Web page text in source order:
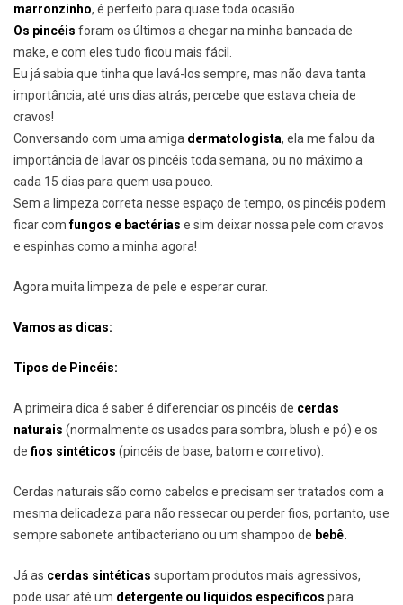
marronzinho, é perfeito para quase toda ocasião.
Os pincéis foram os últimos a chegar na minha bancada de
make, e com eles tudo ficou mais fácil.
Eu já sabia que tinha que lavá-los sempre, mas não dava tanta
importância, até uns dias atrás, percebe que estava cheia de
cravos!
Conversando com uma amiga dermatologista, ela me falou da
importância de lavar os pincéis toda semana, ou no máximo a
cada 15 dias para quem usa pouco.
Sem a limpeza correta nesse espaço de tempo, os pincéis podem
ficar comfungos e bactérias e sim deixar nossa pele com cravos
e espinhas como a minha agora!
Agora muita limpeza de pele e esperar curar.
Vamos as dicas:
Tipos de Pincéis:
A primeira dica é saber é diferenciar os pincéis de cerdas
naturais (normalmente os usados para sombra, blush e pó) e os
defios sintéticos (pincéis de base, batom e corretivo).
Cerdas naturais são como cabelos e precisam ser tratados com a
mesma delicadeza para não ressecar ou perder fios, portanto, use
sempre sabonete antibacteriano ou um shampoo de bebê.
Já as cerdas sintéticas suportam produtos mais agressivos,
pode usar até um detergente ou líquidos específicos para